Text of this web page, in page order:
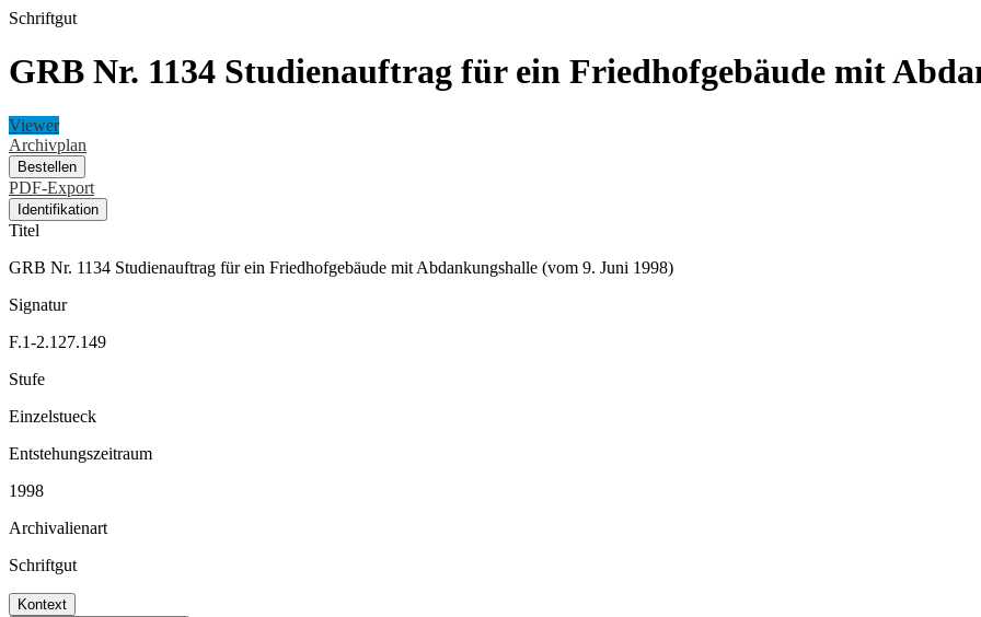
Schriftgut
GRB Nr. 1134 Studienauftrag für ein Friedhofgebäude mit
Viewer
Archivplan
Bestellen
PDF-Export
Identifikation
Titel
GRB Nr. 1134 Studienauftrag für ein Friedhofgebäude mit Abdankungshalle (vom 9. Juni 1998)
Signatur
F.1-2.127.149
Stufe
Einzelstueck
Entstehungszeitraum
1998
Archivalienart
Schriftgut
Kontext